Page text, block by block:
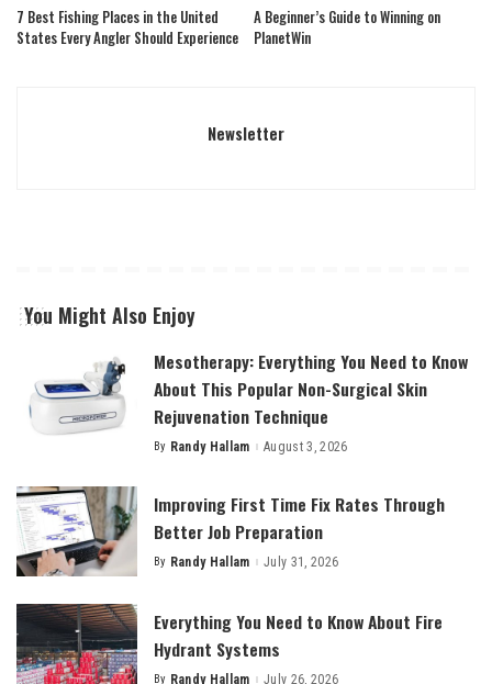
7 Best Fishing Places in the United
States Every Angler Should Experience
A Beginner’s Guide to Winning on
PlanetWin
Newsletter
You Might Also Enjoy
Mesotherapy: Everything You Need to Know
About This Popular Non-Surgical Skin
Rejuvenation Technique
Posted
By Randy Hallam August 3, 2026
Improving First Time Fix Rates Through
Better Job Preparation
Posted
By Randy Hallam July 31, 2026
Everything You Need to Know About Fire
Hydrant Systems
By Randy Hallam July 26, 2026